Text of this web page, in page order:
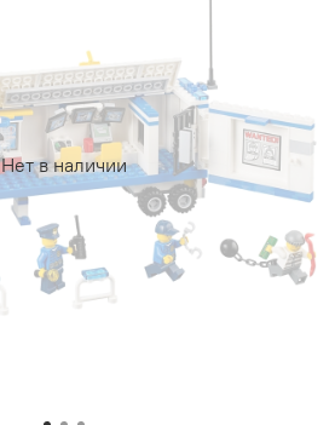
Нет в наличии